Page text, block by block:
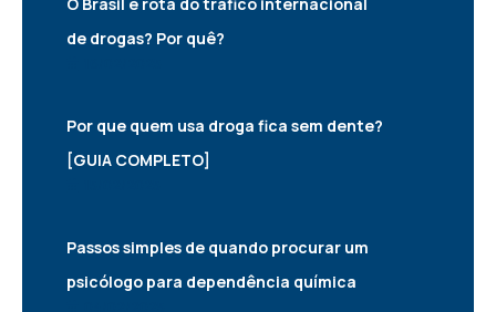
de drogas? Por quê?
Por que quem usa droga fica sem dente?
[GUIA COMPLETO]
Passos simples de quando procurar um
psicólogo para dependência química